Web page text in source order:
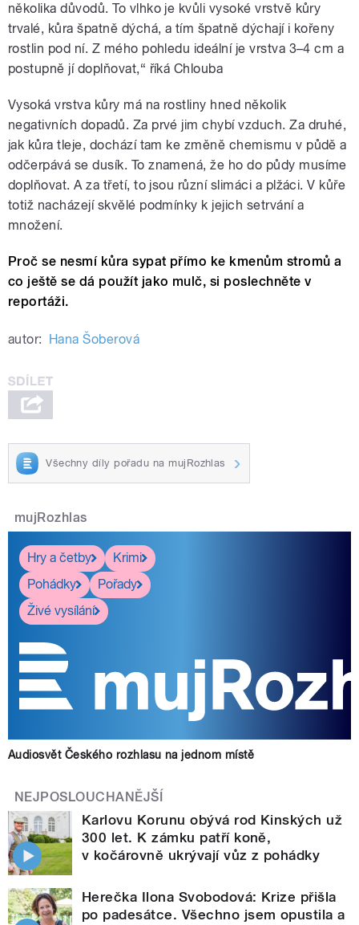
několika důvodů. To vlhko je kvůli vysoké vrstvě kůry
trvalé, kůra špatně dýchá, a tím špatně dýchají i kořeny
rostlin pod ní. Z mého pohledu ideální je vrstva 3–4 cm a
postupně jí doplňovat,“ říká Chlouba
Vysoká vrstva kůry má na rostliny hned několik
negativních dopadů. Za prvé jim chybí vzduch. Za druhé,
jak kůra tleje, dochází tam ke změně chemismu v půdě a
odčerpává se dusík. To znamená, že ho do půdy musíme
doplňovat. A za třetí, to jsou různí slimáci a plžáci. V kůře
totiž nacházejí skvělé podmínky k jejich setrvání a
množení.
Proč se nesmí kůra sypat přímo ke kmenům stromů a
co ještě se dá použít jako mulč, si poslechněte v
reportáži.
autor: Hana Šoberová
Všechny díly pořadu na mujRozhlas
mujRozhlas
Hry a četby
Krimi
Pohádky
Pořady
Živé vysílání
Audiosvět Českého rozhlasu na jednom místě
NEJPOSLOUCHANĚJŠÍ
Karlovu Korunu obývá rod Kinských už
300 let. K zámku patří koně,
v kočárovně ukrývají vůz z pohádky
Herečka Ilona Svobodová: Krize přišla
po padesátce. Všechno jsem opustila a